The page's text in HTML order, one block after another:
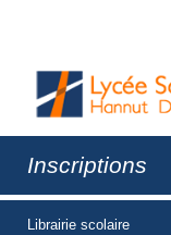
Inscriptions
Librairie scolaire